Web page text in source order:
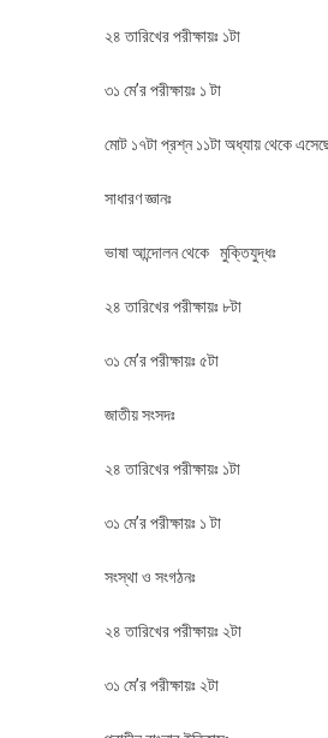
২৪ তারিখের পরীক্ষায়ঃ ১টা
৩১ মে’র পরীক্ষায়ঃ ১ টা
মোট ১৭টা প্রশ্ন ১১টা অধ্যায় থেকে
সাধারণ জ্ঞানঃ
ভাষা আন্দোলন থেকে মুক্তিযুদ্ধঃ
২৪ তারিখের পরীক্ষায়ঃ ৮টা
৩১ মে’র পরীক্ষায়ঃ ৫টা
জাতীয় সংসদঃ
২৪ তারিখের পরীক্ষায়ঃ ১টা
৩১ মে’র পরীক্ষায়ঃ ১ টা
সংস্থা ও সংগঠনঃ
২৪ তারিখের পরীক্ষায়ঃ ২টা
৩১ মে’র পরীক্ষায়ঃ ২টা